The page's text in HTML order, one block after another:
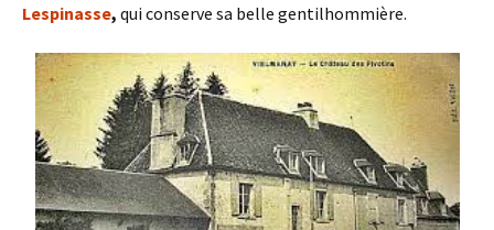
Lespinasse, qui conserve sa belle gentilhommière.